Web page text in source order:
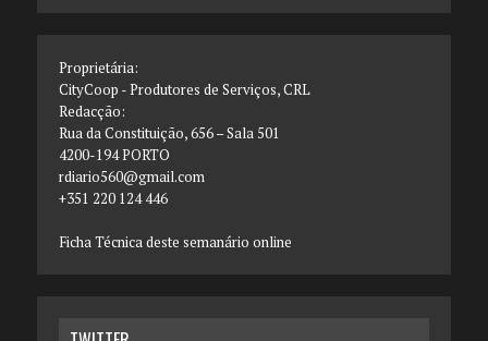
Proprietária:
CityCoop - Produtores de Serviços, CRL
Redacção:
Rua da Constituição, 656 – Sala 501
4200-194 PORTO
rdiario560@gmail.com
+351 220 124 446
Ficha Técnica deste semanário online